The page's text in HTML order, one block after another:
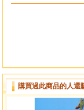
風水地理學派林
糊，我一概叫他
原因是物品的涵義
理無不包舉，事
江湖一點訣，說
購買過此商品的人還